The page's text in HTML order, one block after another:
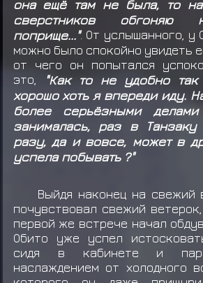
она ещё там не была, то
сверстников обгоняю
поприще...". От услышанного, у
можно было спокойно увидеть
от чего он попытался
это,
"Как то не удобно так
хорошо хоть я впереди иду.
более серьёзными
занималась, раз в
разу, да и вовсе, может в
успела побывать ?"
Выйдя наконец на свежий
почувствовал свежий
первой же встрече начал
Обито уже успел
сидя в кабинете и
наслаждением от холодного